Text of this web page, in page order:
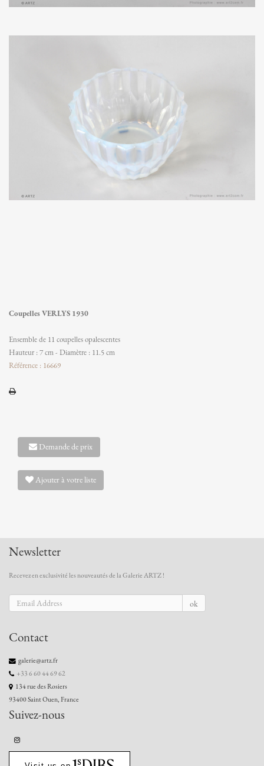
Coupelles VERLYS 1930
Ensemble de 11 coupelles opalescentes
Hauteur : 7 cm - Diamètre : 11.5 cm
Référence : 16669
Demande de prix
Ajouter à votre liste
Newsletter
Recevez en exclusivité les nouveautés de la Galerie ARTZ !
ok
Contact
galerie@artz.fr
+33 6 60 44 69 62
134 rue des Rosiers
93400 Saint Ouen, France
Suivez-nous